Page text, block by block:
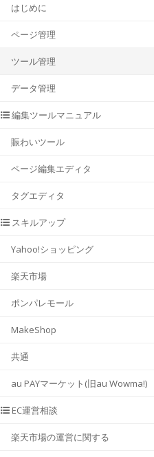
はじめに
ページ管理
ツール管理
データ管理
編集ツールマニュアル
賑わいツール
ページ編集エディタ
タグエディタ
スキルアップ
Yahoo!ショッピング
楽天市場
ポンパレモール
MakeShop
共通
au PAYマーケット(旧au Wowma!)
EC運営相談
楽天市場の運営に関する